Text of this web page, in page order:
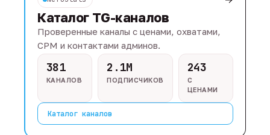
Каталог TG-каналов
Проверенные каналы с ценами, охватами,
CPM и контактами админов.
381
КАНАЛОВ
2.1M
ПОДПИСЧИКОВ
243
С
ЦЕНАМИ
Каталог каналов